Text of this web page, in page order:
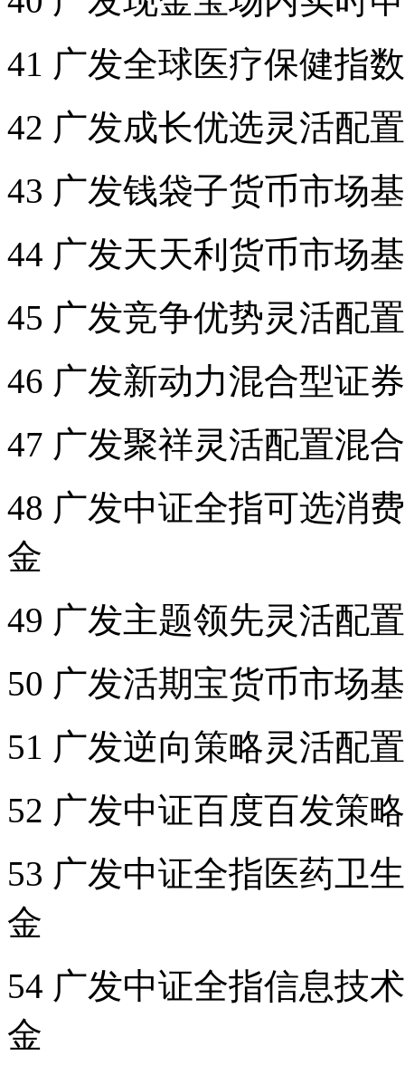
41 广发全球医疗保健指
42 广发成长优选灵活配
43 广发钱袋子货币市场
44 广发天天利货币市场
45 广发竞争优势灵活配
46 广发新动力混合型证
47 广发聚祥灵活配置混
48 广发中证全指可选消
金
49 广发主题领先灵活配
50 广发活期宝货币市场
51 广发逆向策略灵活配
52 广发中证百度百发策
53 广发中证全指医药卫
金
54 广发中证全指信息技
金